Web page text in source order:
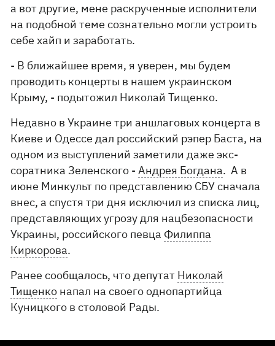
а вот другие, мене раскрученные исполнители
на подобной теме сознательно могли устроить
себе хайп и заработать.
- В ближайшее время, я уверен, мы будем
проводить концерты в нашем украинском
Крыму, - подытожил Николай Тищенко.
Недавно в Украине три аншлаговых концерта в
Киеве и Одессе дал российский рэпер Баста, на
одном из выступлений заметили даже экс-
соратника Зеленского -Андрея Богдана. А в
июне Минкульт по представлению СБУ сначала
внес, а спустя три дня исключил из списка лиц,
представляющих угрозу для нацбезопасности
Украины, российского певца Филиппа
Киркорова.
Ранее сообщалось, что депутат Николай
Тищенко напал на своего однопартийца
Куницкого в столовой Рады.